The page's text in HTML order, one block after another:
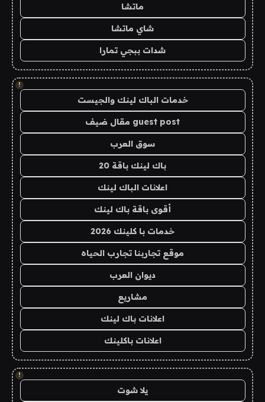
ماتشا
شاي ماتشا
شدات ببجي تمارا
!
خدمات الباك لينك والجيست
guest post مقال ضيف
سوق العرب
باك لينك باقة 20
اعلانات الباك لينك
أقوى باقة باك لينك
خدمات با كلينك 2026
موقع تجاربنا تجارب الحياه
ديوان العرب
مشاريع
اعلانات باك لينك
اعلانات باكلينك
!
يلا شوت